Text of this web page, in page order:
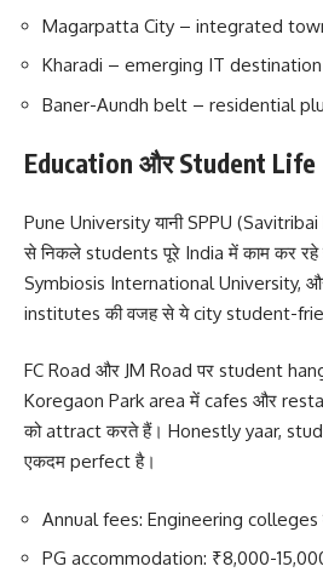
Magarpatta City – integrated
Kharadi – emerging IT destination
Baner-Aundh belt – residential
Education और Student Life
Pune University यानी SPPU
से निकले students पूरे India में काम कर
Symbiosis International University,
institutes की वजह से ये city student-
FC Road और JM Road पर student
Koregaon Park area में cafes और
को attract करते हैं। Honestly yaar,
एकदम perfect है।
Annual fees: Engineering colleges
PG accommodation: ₹8,000-